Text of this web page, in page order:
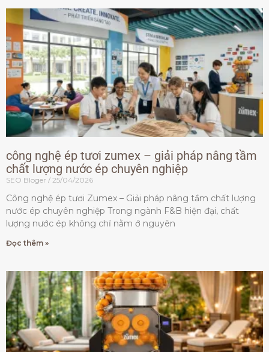
công nghệ ép tươi zumex – giải pháp nâng tầm
chất lượng nước ép chuyên nghiệp
SEO Bloger 25/04/2026
Công nghệ ép tươi Zumex – Giải pháp nâng tầm chất lượng
nước ép chuyên nghiệp Trong ngành F&B hiện đại, chất
lượng nước ép không chỉ nằm ở nguyên
Đọc thêm »